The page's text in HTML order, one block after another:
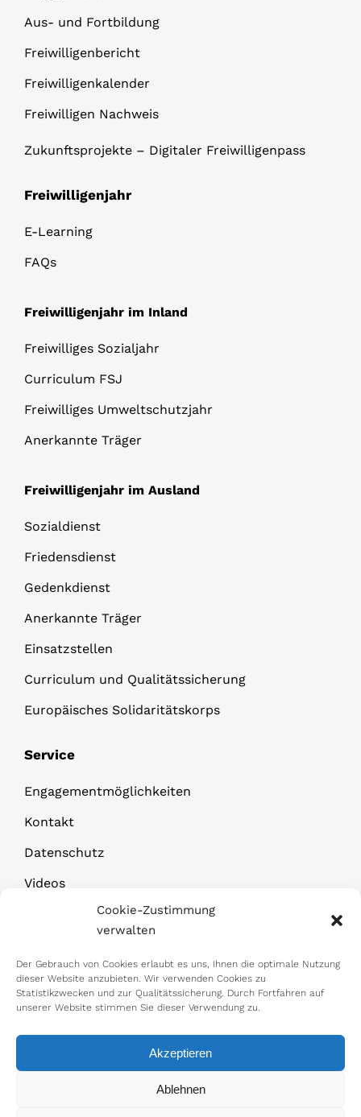
Cookie-Zustimmung
verwalten
Der Gebrauch von Cookies erlaubt es uns, Ihnen die optimale Nutzung
dieser Website anzubieten. Wir verwenden Cookies zu
Statistikzwecken und zur Qualitätssicherung. Durch Fortfahren auf
unserer Website stimmen Sie dieser Verwendung zu.
Akzeptieren
Ablehnen
Aus- und Fortbildung
Freiwilligenbericht
Freiwilligenkalender
Freiwilligen Nachweis
Zukunftsprojekte – Digitaler Freiwilligenpass
Freiwilligenjahr
E-Learning
FAQs
Freiwilligenjahr im Inland
Freiwilliges Sozialjahr
Curriculum FSJ
Freiwilliges Umweltschutzjahr
Anerkannte Träger
Freiwilligenjahr im Ausland
Sozialdienst
Friedensdienst
Gedenkdienst
Anerkannte Träger
Einsatzstellen
Curriculum und Qualitätssicherung
Europäisches Solidaritätskorps
Service
Engagementmöglichkeiten
Kontakt
Datenschutz
Videos
© 2026 Bundesministerium für Arbeit,